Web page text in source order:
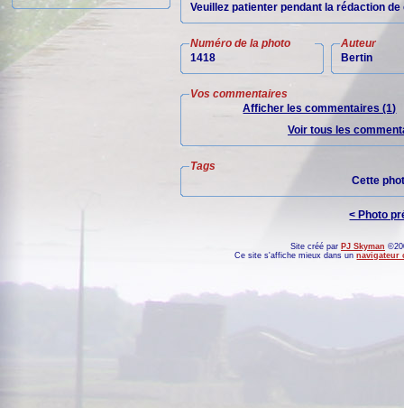
Veuillez patienter pendant la rédaction
Numéro de la photo
1418
Auteur
Bertin
Vos commentaires
Afficher les commentaires (1)
Voir tous les
Tags
Cette
< Photo
Site créé par PJ Skyman
Ce site s'affiche mieux dans unnavigateur